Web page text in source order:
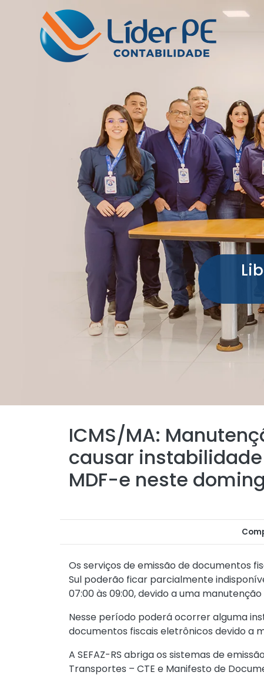
ICMS/MA:
causar
MDF-e neste
Os serviços de emissão de documentos
Sul poderão ficar parcialmente
07:00 às 09:00, devido a uma
Nesse período poderá ocorrer alguma
documentos fiscais eletrônicos devido a
A SEFAZ-RS abriga os sistemas de
Transportes – CTE e Manifesto de